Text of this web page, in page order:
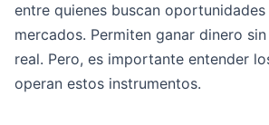
entre quienes buscan
mercados. Permiten ganar dinero
real. Pero, es importante entender
operan estos instrumentos.